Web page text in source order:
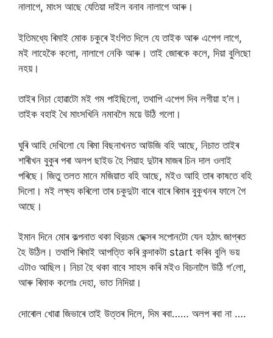
নালাগে, মাংস আছে যেতিয়া দাইল বনাব নালাগে আৰু।
ইতিমধ্যে ৰিমাই মোক চকুৰে ইংগিত দিলে যে তাইক আৰু এপেগ লাগে,
মই লাহেকৈ কলো, নালাগে নেকি আৰু। তাই জোৰকে কলে, দিয়া বুলিছো
নহয়।
তাইৰ নিচা হোৱাটো মই গম পাইছিলো, তথাপি এপেগ দিব লগীয়া হ’ল।
তাইক বহাই থৈ মাংসখিনি নমাবলৈ ময়ে উঠি গলো।
ঘুৰি আহি দেখিলো যে ৰিমা বিছনাখনত আউজি বহি আছে, নিচাত তাইৰ
শাৰীখন বুকুৰ পৰা অলপ ছাইড হৈ পিয়াহ দুটাৰ মাজৰ চিন দাল ওলাই
পৰিছে। জিতু তলত মানে মজিয়াত বহি আছে, মইও আহি তাৰ কাষতে বহি
দিলো। মই লক্ষ্য কৰিলো তাৰ চকুদুটা বাৰে বাৰে ৰিমাৰ বুকুখনৰ ফালে গৈ
আছে।
ইমান দিনে মোৰ কল্পনাত থকা থ্রিচম ছেক্সৰ সপোনটো যেন হঠাৎ জাগ্ৰত
হৈ উঠিল। তথাপি ৰিমাই আপত্তি কৰি কন্দাকটা start কৰিব বুলি ভয়
এটাও আছিল। নিচা হৈ থকা বাবে সাহস কৰি মইও বিচনালৈ উঠি গ’লো,
আৰু ৰিমাক কলোঃ দেহা, ভাত নিদিয়া।
দোৰোল খোৱা জিভাৰে তাই উত্তৰ দিলে, দিম ৰবা…… অলপ ৰবা না ….